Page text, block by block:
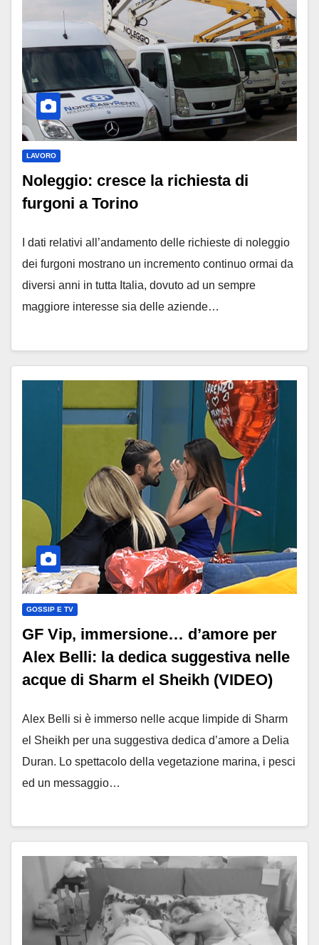
LAVORO
Noleggio: cresce la richiesta di
furgoni a Torino
I dati relativi all’andamento delle richieste di noleggio
dei furgoni mostrano un incremento continuo ormai da
diversi anni in tutta Italia, dovuto ad un sempre
maggiore interesse sia delle aziende…
GOSSIP E TV
GF Vip, immersione… d’amore per
Alex Belli: la dedica suggestiva nelle
acque di Sharm el Sheikh (VIDEO)
Alex Belli si è immerso nelle acque limpide di Sharm
el Sheikh per una suggestiva dedica d’amore a Delia
Duran. Lo spettacolo della vegetazione marina, i pesci
ed un messaggio…